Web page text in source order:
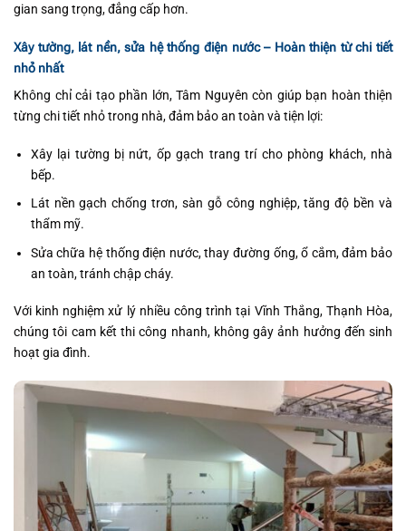
gian sang trọng, đẳng cấp hơn.
Xây tường, lát nền, sửa hệ thống điện nước – Hoàn thiện từ chi tiết
nhỏ nhất
Không chỉ cải tạo phần lớn, Tâm Nguyên còn giúp bạn hoàn thiện
từng chi tiết nhỏ trong nhà, đảm bảo an toàn và tiện lợi:
Xây lại tường bị nứt, ốp gạch trang trí cho phòng khách, nhà
bếp.
Lát nền gạch chống trơn, sàn gỗ công nghiệp, tăng độ bền và
thẩm mỹ.
Sửa chữa hệ thống điện nước, thay đường ống, ổ cắm, đảm bảo
an toàn, tránh chập cháy.
Với kinh nghiệm xử lý nhiều công trình tại Vĩnh Thắng, Thạnh Hòa,
chúng tôi cam kết thi công nhanh, không gây ảnh hưởng đến sinh
hoạt gia đình.